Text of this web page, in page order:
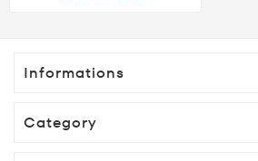
Informations
Category